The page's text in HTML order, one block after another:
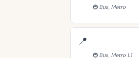
🚇 Bus, Metro
📍
🚇 Bus, Metro L1